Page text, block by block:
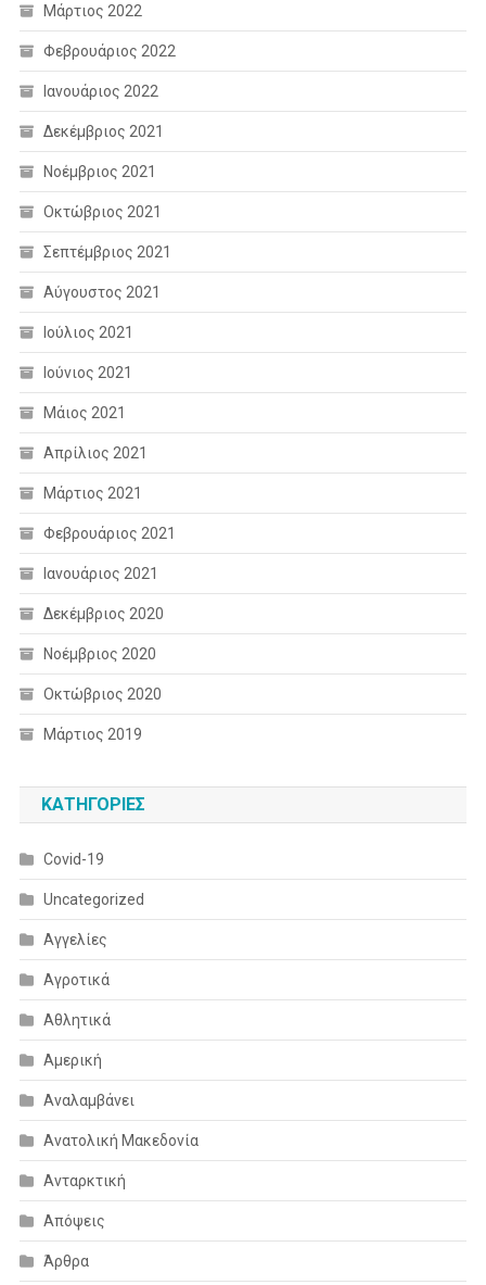
Μάρτιος 2022
Φεβρουάριος 2022
Ιανουάριος 2022
Δεκέμβριος 2021
Νοέμβριος 2021
Οκτώβριος 2021
Σεπτέμβριος 2021
Αύγουστος 2021
Ιούλιος 2021
Ιούνιος 2021
Μάιος 2021
Απρίλιος 2021
Μάρτιος 2021
Φεβρουάριος 2021
Ιανουάριος 2021
Δεκέμβριος 2020
Νοέμβριος 2020
Οκτώβριος 2020
Μάρτιος 2019
KΑΤΗΓΟΡΊΕΣ
Covid-19
Uncategorized
Αγγελίες
Αγροτικά
Αθλητικά
Αμερική
Αναλαμβάνει
Ανατολική Μακεδονία
Ανταρκτική
Απόψεις
Άρθρα